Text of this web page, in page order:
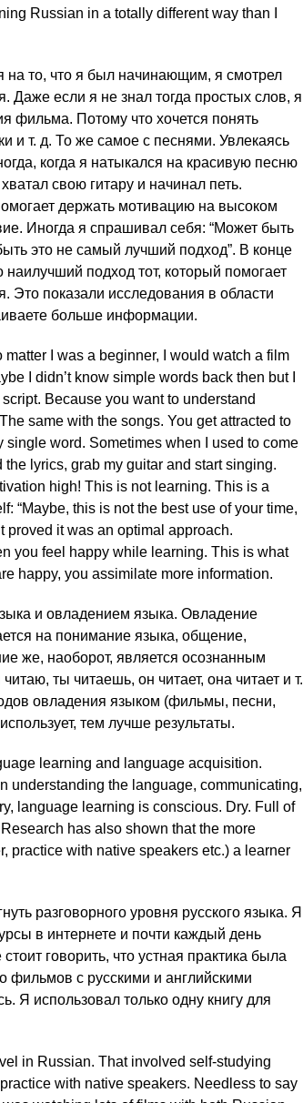
Russian in a totally different way than I
на то, что я был начинающим, я смотрел
если я не знал тогда простых слов, я
фильма. Потому что хочется понять
и т. д. То же самое с песнями. Увлекаясь
когда я натыкался на красивую песню
свою гитару и начинал петь.
держать мотивацию на высоком
Иногда я спрашивал себя: “Может быть
это не самый лучший подход”. В конце
подход тот, который помогает
Это показали исследования в области
больше информации.
I was a beginner, I would watch a film
I didn’t know simple words back then but I
Because you want to understand
same with the songs. You get attracted to
word. Sometimes when I used to come
lyrics, grab my guitar and start singing.
high! This is not learning. This is a
“Maybe, this is not the best use of your time,
proved it was an optimal approach.
you feel happy while learning. This is what
happy, you assimilate more information.
и овладением языка. Овладение
на понимание языка, общение,
же, наоборот, является осознанным
ты читаешь, он читает, она читает и т.
овладения языком (фильмы, песни,
тем лучше результаты.
learning and language acquisition.
understanding the language, communicating,
language learning is conscious. Dry. Full of
has also shown that the more
practice with native speakers etc.) a learner
разговорного уровня русского языка. Я
в интернете и почти каждый день
говорить, что устная практика была
фильмов с русскими и английскими
Я использовал только одну книгу для
in Russian. That involved self-studying
with native speakers. Needless to say